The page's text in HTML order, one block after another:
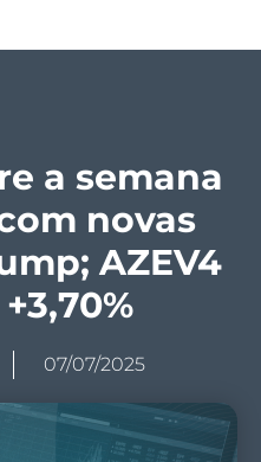
a semana
novas
AZEV4
07/07/2025